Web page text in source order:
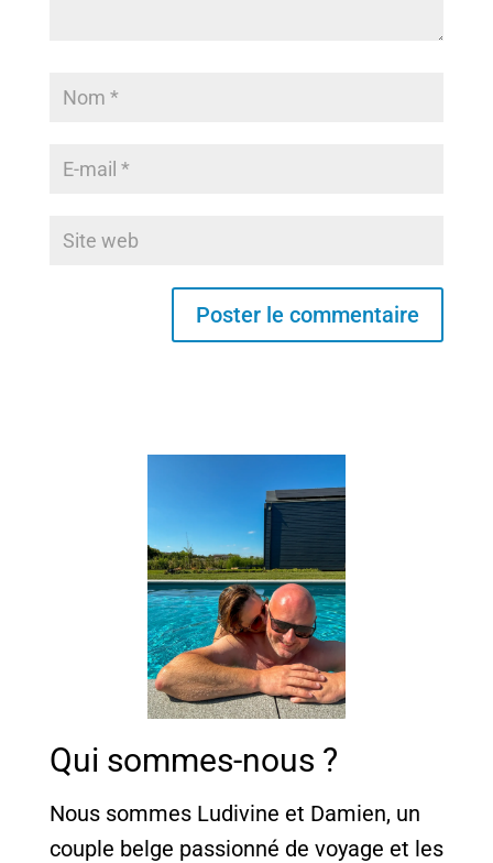
Qui sommes-nous ?
Nous sommes Ludivine et Damien, un
couple belge passionné de voyage et les